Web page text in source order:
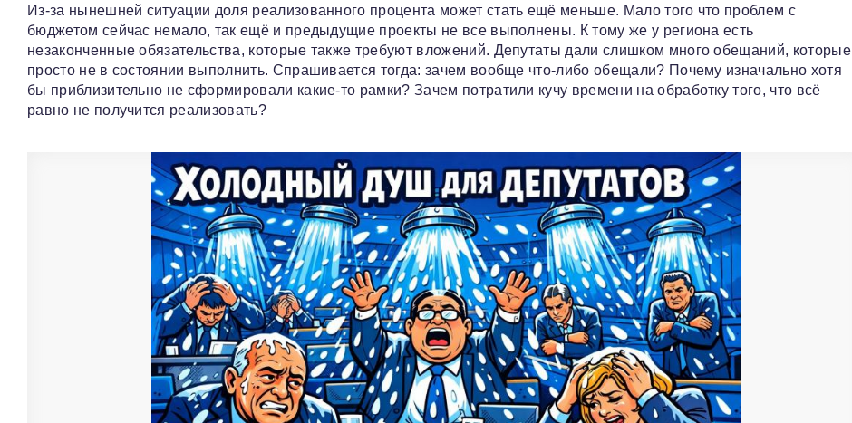
Из‑за нынешней ситуации доля реализованного процента может стать ещё меньше. Мало того что проблем с
бюджетом сейчас немало, так ещё и предыдущие проекты не все выполнены. К тому же у региона есть
незаконченные обязательства, которые также требуют вложений. Депутаты дали слишком много обещаний, которые
просто не в состоянии выполнить. Спрашивается тогда: зачем вообще что‑либо обещали? Почему изначально хотя
бы приблизительно не сформировали какие‑то рамки? Зачем потратили кучу времени на обработку того, что всё
равно не получится реализовать?